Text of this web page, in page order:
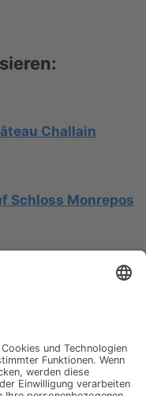
Challain
Schloss Monrepos
Segelyacht